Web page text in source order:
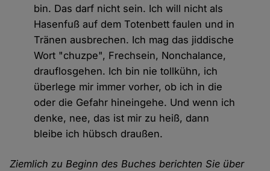
bin. Das darf nicht sein. Ich will nicht als
Hasenfuß auf dem Totenbett faulen und in
Tränen ausbrechen. Ich mag das jiddische
Wort "chuzpe", Frechsein, Nonchalance,
drauflosgehen. Ich bin nie tollkühn, ich
überlege mir immer vorher, ob ich in die
oder die Gefahr hineingehe. Und wenn ich
denke, nee, das ist mir zu heiß, dann
bleibe ich hübsch draußen.
Ziemlich zu Beginn des Buches berichten Sie über